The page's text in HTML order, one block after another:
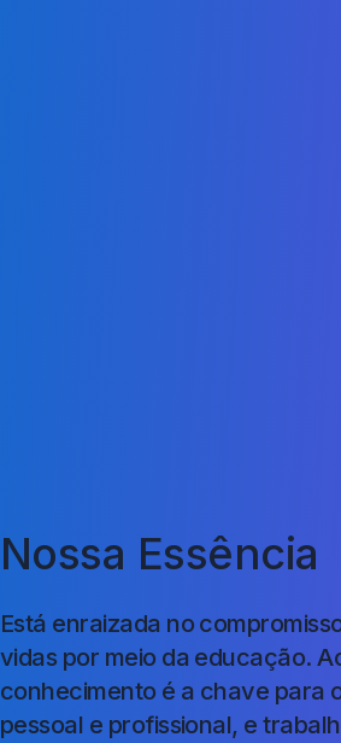
Nossa Essência
Está enraizada no
vidas por meio da educação.
conhecimento é a chave para
pessoal e profissional, e